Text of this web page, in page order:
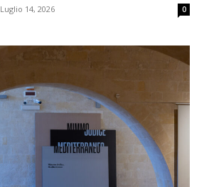
Luglio 14, 2026 0